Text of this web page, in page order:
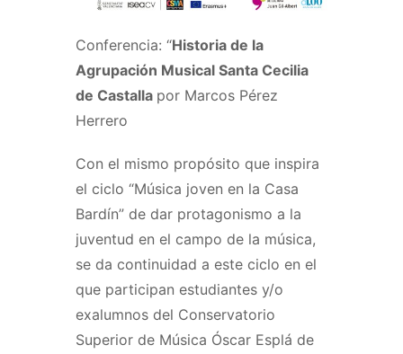
Conferencia: “Historia de la
Agrupación Musical Santa Cecilia
de Castalla por Marcos Pérez
Herrero
Con el mismo propósito que inspira
el ciclo “Música joven en la Casa
Bardín” de dar protagonismo a la
juventud en el campo de la música,
se da continuidad a este ciclo en el
que participan estudiantes y/o
exalumnos del Conservatorio
Superior de Música Óscar Esplá de